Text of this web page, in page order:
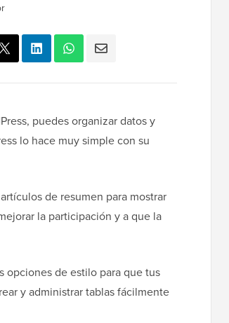
puedes organizar datos y
lo hace muy simple con su
de resumen para mostrar
la participación y a que la
opciones de estilo para que tus
y administrar tablas fácilmente